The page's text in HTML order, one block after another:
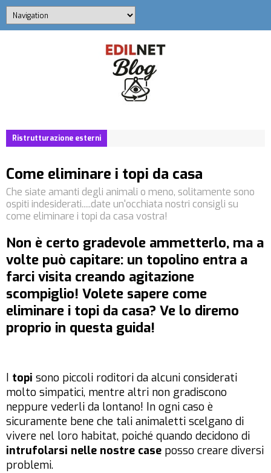
Ristrutturazione esterni
Come eliminare i topi da casa
Che siate amanti degli animali o meno, solitamente sono
ospiti indesiderati.....date un'occhiata nostri consigli su
come eliminare i topi da casa vostra!
Non è certo gradevole ammetterlo, ma a
volte può capitare: un topolino entra a
farci visita creando agitazione
scompiglio! Volete sapere come
eliminare i topi da casa? Ve lo diremo
proprio in questa guida!
I topi sono piccoli roditori da alcuni considerati
molto simpatici, mentre altri non gradiscono
neppure vederli da lontano! In ogni caso è
sicuramente bene che tali animaletti scelgano di
vivere nel loro habitat, poiché quando decidono di
intrufolarsi nelle nostre case posso creare diversi
problemi.